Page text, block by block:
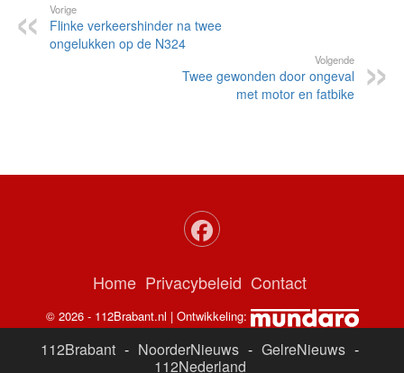
Vorige
Flinke verkeershinder na twee
ongelukken op de N324
Volgende
Twee gewonden door ongeval
met motor en fatbike
Home Privacybeleid Contact
© 2026 - 112Brabant.nl | Ontwikkeling:
112Brabant - NoorderNieuws - GelreNieuws -
112Nederland